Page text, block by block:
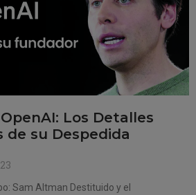
Los Detalles
de su Despedida
Sam Altman Destituido y el